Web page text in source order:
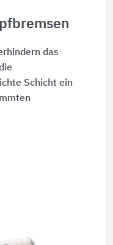
das
Schicht ein